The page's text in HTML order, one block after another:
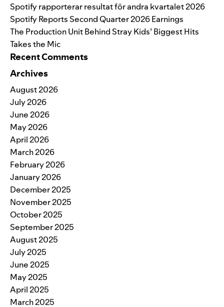
Spotify rapporterar resultat för andra kvartalet 2026
Spotify Reports Second Quarter 2026 Earnings
The Production Unit Behind Stray Kids’ Biggest Hits
Takes the Mic
Recent Comments
Archives
August 2026
July 2026
June 2026
May 2026
April 2026
March 2026
February 2026
January 2026
December 2025
November 2025
October 2025
September 2025
August 2025
July 2025
June 2025
May 2025
April 2025
March 2025